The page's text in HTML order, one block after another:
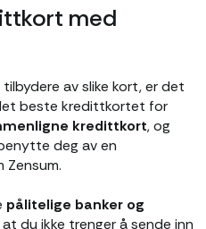
med
av slike kort, er det
beste kredittkortet for
kredittkort, og
deg av en
Zensum.
pålitelige banker og
du ikke trenger å sende inn